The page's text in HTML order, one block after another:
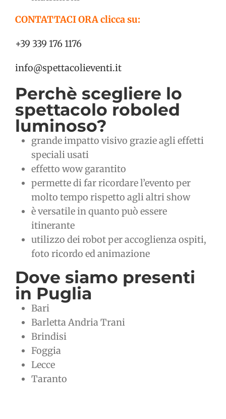
CONTATTACI ORA clicca su:
+39 339 176 1176
info@spettacolieventi.it
Perchè scegliere lo
spettacolo roboled
luminoso?
grande impatto visivo grazie agli effetti
speciali usati
effetto wow garantito
permette di far ricordare l’evento per
molto tempo rispetto agli altri show
è versatile in quanto può essere
itinerante
utilizzo dei robot per accoglienza ospiti,
foto ricordo ed animazione
Dove siamo presenti
in Puglia
Bari
Barletta Andria Trani
Brindisi
Foggia
Lecce
Taranto